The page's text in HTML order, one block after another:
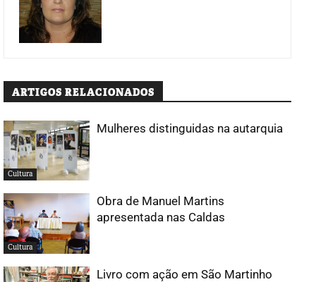
ARTIGOS RELACIONADOS
Cultura
Mulheres distinguidas na autarquia
Cultura
Obra de Manuel Martins
apresentada nas Caldas
Livro com ação em São Martinho